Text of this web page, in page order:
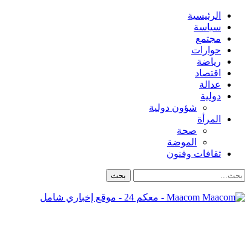
الرئيسية
سياسة
مجتمع
حوارات
رياضة
اقتصاد
عدالة
دولية
شؤون دولية
المرأة
صحة
الموضة
ثقافات وفنون
Maacom - معكم 24 - موقع إخباري شامل